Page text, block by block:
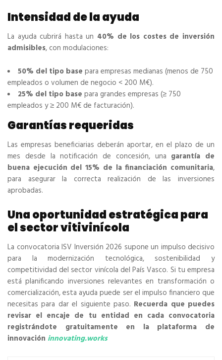
Intensidad de la ayuda
La ayuda cubrirá hasta un 40% de los costes de inversión
admisibles, con modulaciones:
50% del tipo base para empresas medianas (menos de 750
empleados o volumen de negocio < 200 M€).
25% del tipo base para grandes empresas (≥ 750
empleados y ≥ 200 M€ de facturación).
Garantías requeridas
Las empresas beneficiarias deberán aportar, en el plazo de un
mes desde la notificación de concesión, una garantía de
buena ejecución del 15% de la financiación comunitaria,
para asegurar la correcta realización de las inversiones
aprobadas.
Una oportunidad estratégica para
el sector vitivinícola
La convocatoria ISV Inversión 2026 supone un impulso decisivo
para la modernización tecnológica, sostenibilidad y
competitividad del sector vinícola del País Vasco. Si tu empresa
está planificando inversiones relevantes en transformación o
comercialización, esta ayuda puede ser el impulso financiero que
necesitas para dar el siguiente paso. Recuerda que puedes
revisar el encaje de tu entidad en cada convocatoria
registrándote gratuitamente en la plataforma de
innovación innovating.works